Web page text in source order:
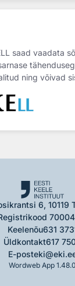
saad vaadata
ning võivad
6, 10119
Keelenõu631
Üldkontakt617
E-post
Wordweb App 1.48.0